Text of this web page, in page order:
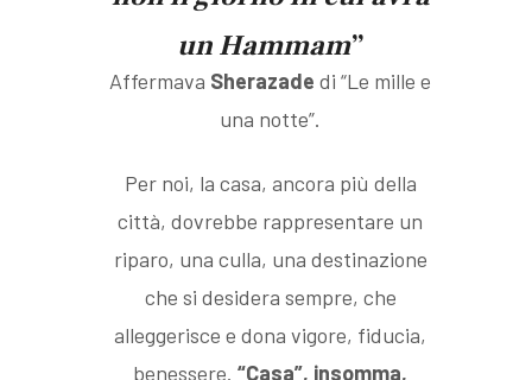
un Hammam”
Affermava Sherazade di “Le mille e
una notte”.
Per noi, la casa, ancora più della
città, dovrebbe rappresentare un
riparo, una culla, una destinazione
che si desidera sempre, che
alleggerisce e dona vigore, fiducia,
benessere. “Casa”, insomma,